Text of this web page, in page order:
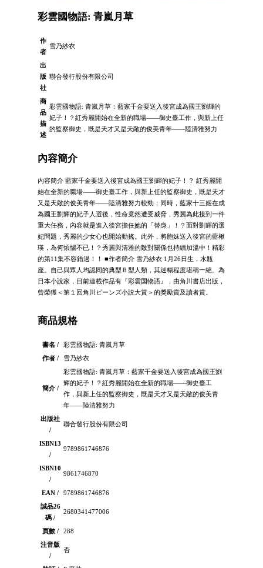
彩雲國物語: 青嵐月草
作
者
雪乃紗衣
出
版
社
聯合發行股份有限公司
商
品
描
述
彩雲國物語: 青嵐月草：藍家千金要送入後宮成為國王劉輝的
妃子！？紅秀麗開始在全新的職場——御史臺工作，與新上任
的監察御史，既是天才又是天敵的俊美青年——陸清雅努力
內容簡介
內容簡介 藍家千金要送入後宮成為國王劉輝的妃子！？ 紅秀麗開
始在全新的職場——御史臺工作，與新上任的監察御史，既是天才
又是天敵的俊美青年——陸清雅努力較勁；同時，藍家十三姬在成
為國王劉輝的妃子人選後，性命竟然遭受威脅，秀麗為此接到一件
重大任務，內容就是進入後宮擔任她的「替身」！？面對劉輝的選
妃問題，秀麗的少女心也開始動搖。此外，將胞妹送入後宮的藍楸
瑛，為何煩惱不已！？秀麗與清雅的敵對關係也持續加溫中！精彩
的第11集不容錯過！！ ■作者簡介 雪乃紗衣 1月26日生，水瓶
座。自己與眾人均認同的典型Ｂ型人類，其迷糊程度堪稱一絕。為
日本小說家，目前連載作品有『彩雲国物語』，由角川書店出版，
曾榮獲＜第１回角川ビーンズ小説大賞＞的獎勵賞及讀者賞。
商品規格
書名 /
彩雲國物語: 青嵐月草
作者 /
雪乃紗衣
簡介 /
彩雲國物語: 青嵐月草：藍家千金要送入後宮成為國王劉
輝的妃子！？紅秀麗開始在全新的職場——御史臺工
作，與新上任的監察御史，既是天才又是天敵的俊美青
年——陸清雅努力
出版社
/
聯合發行股份有限公司
ISBN13
/
9789861746876
ISBN10
/
9861746870
EAN /
9789861746876
誠品26
碼 /
2680341477006
頁數 /
288
注音版
/
否